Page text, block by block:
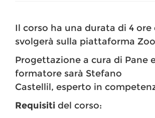
Il corso ha una durata di 4 ore
svolgerà sulla piattaforma
Progettazione a cura di Pane
formatore sarà Stefano
Castellil, esperto in
Requisiti del corso: